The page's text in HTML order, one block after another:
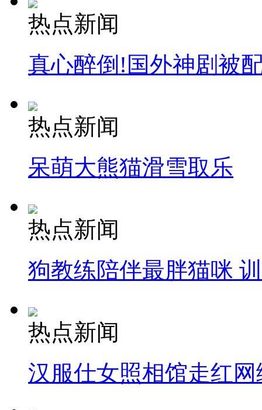
热点新闻
真心醉倒!国外神剧被
热点新闻
呆萌大熊猫滑雪取乐
热点新闻
狗教练陪伴最胖猫咪
热点新闻
汉服仕女照相馆走红网